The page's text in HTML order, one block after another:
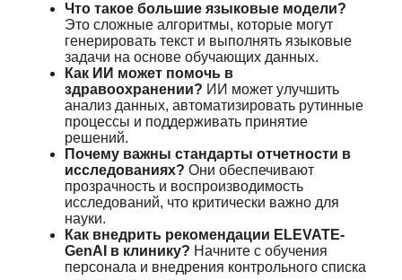
Что такое большие языковые модели?
Это сложные алгоритмы, которые могут
генерировать текст и выполнять языковые
задачи на основе обучающих данных.
Как ИИ может помочь в
здравоохранении? ИИ может улучшить
анализ данных, автоматизировать рутинные
процессы и поддерживать принятие
решений.
Почему важны стандарты отчетности в
исследованиях? Они обеспечивают
прозрачность и воспроизводимость
исследований, что критически важно для
науки.
Как внедрить рекомендации ELEVATE-
GenAI в клинику? Начните с обучения
персонала и внедрения контрольного списка